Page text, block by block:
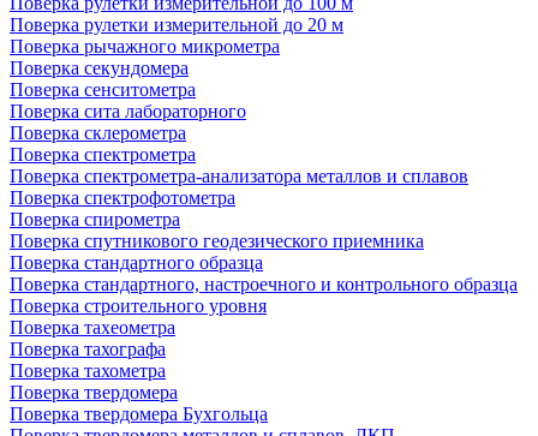
Поверка рулетки измерительной до 20 м
Поверка рычажного микрометра
Поверка секундомера
Поверка сенситометра
Поверка сита лабораторного
Поверка склерометра
Поверка спектрометра
Поверка спектрометра-анализатора металлов и сплавов
Поверка спектрофотометра
Поверка спирометра
Поверка спутникового геодезического приемника
Поверка стандартного образца
Поверка стандартного, настроечного и контрольного образца
Поверка строительного уровня
Поверка тахеометра
Поверка тахографа
Поверка тахометра
Поверка твердомера
Поверка твердомера Бухгольца